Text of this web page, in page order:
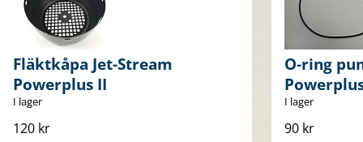
Fläktkåpa Jet-Stream
Powerplus II
I lager
120 kr
O-ring
I lager
90 kr